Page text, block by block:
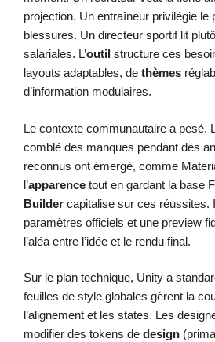
projection. Un entraîneur privilégie le
blessures. Un directeur sportif lit
salariales. L’outil structure ces
layouts adaptables, de thèmes
d’information modulaires.
Le contexte communautaire a pesé.
comblé des manques pendant des
reconnus ont émergé, comme
l’apparence tout en gardant la base
Builder capitalise sur ces réussites.
paramètres officiels et une preview
l’aléa entre l’idée et le rendu final.
Sur le plan technique, Unity a
feuilles de style globales gèrent la
l’alignement et les states. Les
modifier des tokens de design